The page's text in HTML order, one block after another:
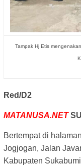
Tampak Hj Etis
Red/D2
MATANUSA.NET
Bertempat di
Jogjogan, Jalan
Kabupaten